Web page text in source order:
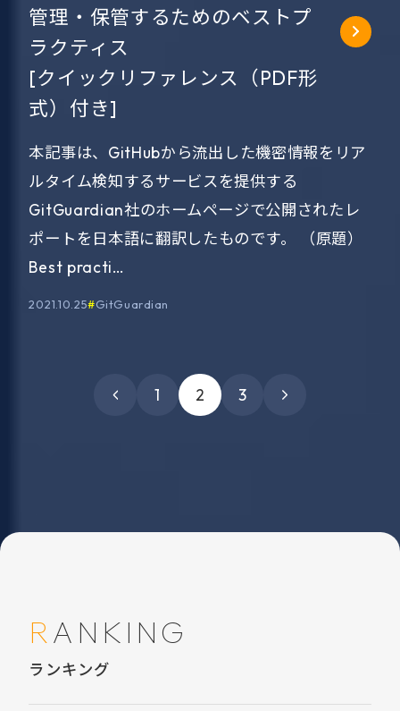
管理・保管するためのベストプ
ラクティス
[クイックリファレンス（PDF形
式）付き]
本記事は、GitHubから流出した機密情報をリア
ルタイム検知するサービスを提供する
GitGuardian社のホームページで公開されたレ
ポートを日本語に翻訳したものです。 （原題）
Best practi…
2021.10.25 GitGuardian
1 2 3
RANKING
ランキング